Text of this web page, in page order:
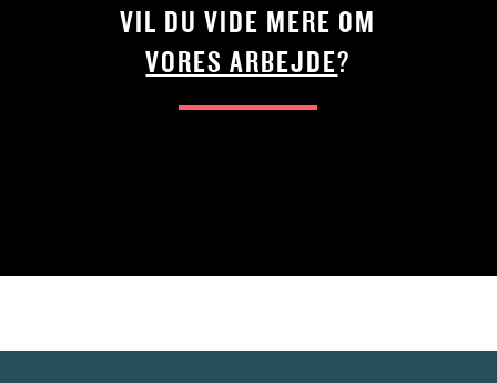
VIL DU VIDE MERE OM
VORES ARBEJDE?